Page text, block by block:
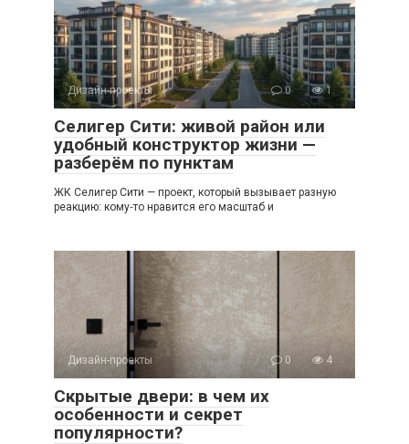
Дизайн-проекты 0 1
Селигер Сити: живой район или
удобный конструктор жизни —
разберём по пунктам
ЖК Селигер Сити — проект, который вызывает разную
реакцию: кому‑то нравится его масштаб и
Дизайн-проекты 0 4
Скрытые двери: в чем их
особенности и секрет
популярности?